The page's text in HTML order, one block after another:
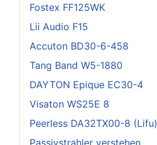
Fostex FF125WK
Lii Audio F15
Accuton BD30-6-458
Tang Band W5-1880
DAYTON Epique EC30-4
Visaton WS25E 8
Peerless DA32TX00-8 (Lifu)
Passivstrahler verstehen